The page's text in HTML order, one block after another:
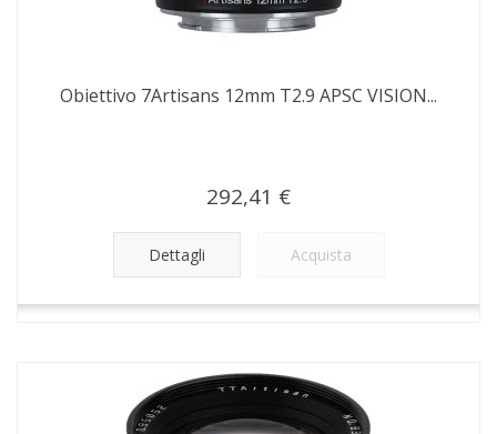
Obiettivo 7Artisans 12mm T2.9 APSC VISION...
292,41 €
Dettagli Acquista